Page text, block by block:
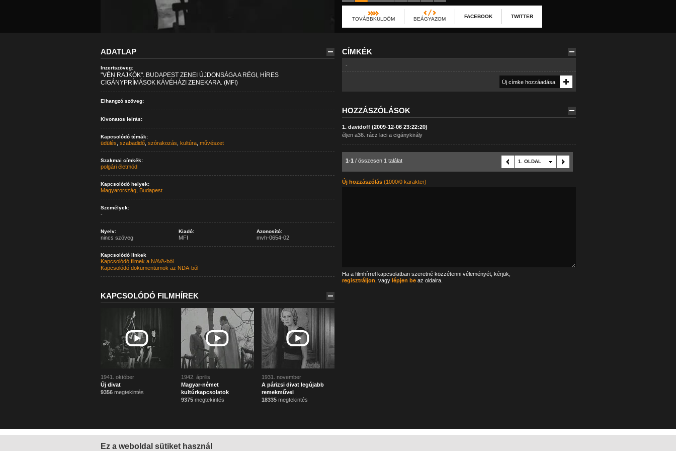
TOVÁBBKÜLDÖM BEÁGYAZOM FACEBOOK TWITTER
ADATLAP
Inzertszöveg:
"VÉN RAJKÓK". BUDAPEST ZENEI ÚJDONSÁGA A RÉGI, HÍRES
CIGÁNYPRÍMÁSOK KÁVÉHÁZI ZENEKARA. (MFI)
Elhangzó szöveg:
Kivonatos leírás:
Kapcsolódó témák:
üdülés szabadidő, szórakozás kultúra, művészet
Szakmai címkék:
polgári életmód
Kapcsolódó helyek:
Magyarország, Budapest
Személyek:
-
Nyelv:
nincs szöveg
Kiadó:
MFI
Azonosító:
mvh-0654-02
Kapcsolódó linkek
Kapcsolódó filmek a NAVA-ból
Kapcsolódó dokumentumok az NDA-ból
KAPCSOLÓDÓ FILMHÍREK
1941. október
Új divat
9356megtekintés
1942. április
Magyar-német
kultúrkapcsolatok
9375megtekintés
1931. november
A párizsi divat legújabb
remekművei
18335megtekintés
CÍMKÉK
-
HOZZÁSZÓLÁSOK
1. davidoff (2009-12-06 23:22:20)
éljen a36. rácz laci a cigánykirály
1-1 / összesen 1 találat 1. OLDAL
Új hozzászólás(1000/0 karakter)
Ha a filmhírrel kapcsolatban szeretné közzétenni véleményét, kérjük,
regisztráljon , vagy lépjen beaz oldalra.
Ez a weboldal sütiket használ